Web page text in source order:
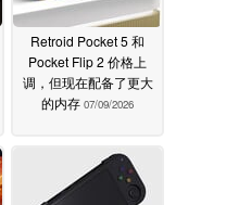
Retroid Pocket 5 和
Pocket Flip 2 价格上
调，但现在配备了更大
的内存 07/09/2026